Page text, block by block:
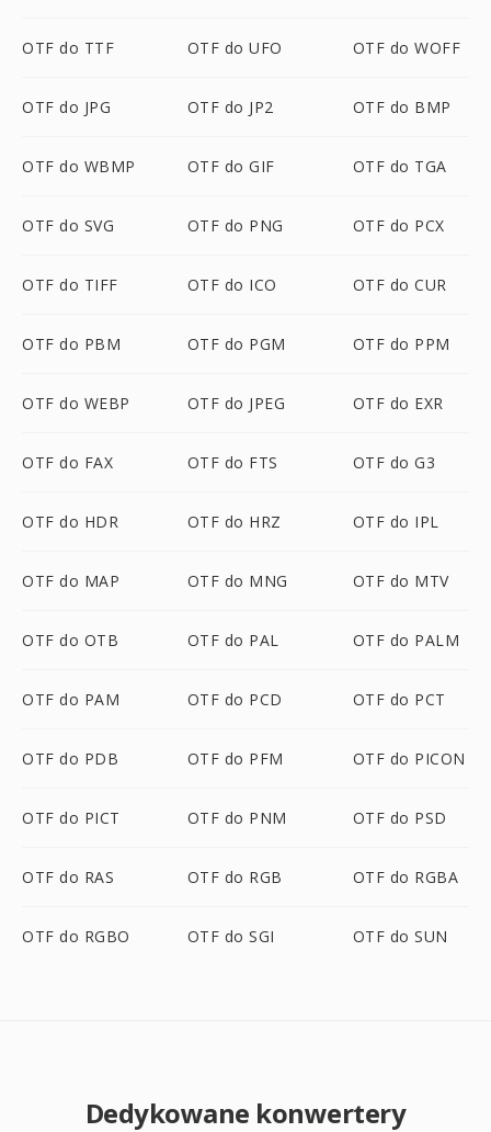
OTF do TTF OTF do UFO OTF do WOFF
OTF do JPG OTF do JP2 OTF do BMP
OTF do WBMP OTF do GIF OTF do TGA
OTF do SVG OTF do PNG OTF do PCX
OTF do TIFF OTF do ICO OTF do CUR
OTF do PBM OTF do PGM OTF do PPM
OTF do WEBP OTF do JPEG OTF do EXR
OTF do FAX OTF do FTS OTF do G3
OTF do HDR OTF do HRZ OTF do IPL
OTF do MAP OTF do MNG OTF do MTV
OTF do OTB OTF do PAL OTF do PALM
OTF do PAM OTF do PCD OTF do PCT
OTF do PDB OTF do PFM OTF do PICON
OTF do PICT OTF do PNM OTF do PSD
OTF do RAS OTF do RGB OTF do RGBA
OTF do RGBO OTF do SGI OTF do SUN
Dedykowane konwertery